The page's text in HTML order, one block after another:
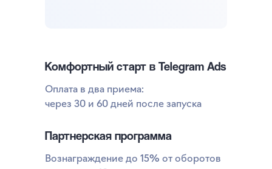
Комфортный старт в Telegram Ads
Оплата в два приема:
через 30 и 60 дней после запуска
Партнерская программа
Вознаграждение до 15% от оборотов